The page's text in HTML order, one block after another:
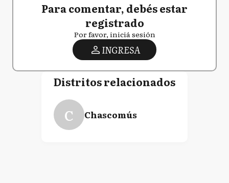
Para comentar, debés estar
registrado
Por favor, iniciá sesión
INGRESA
Distritos relacionados
C Chascomús